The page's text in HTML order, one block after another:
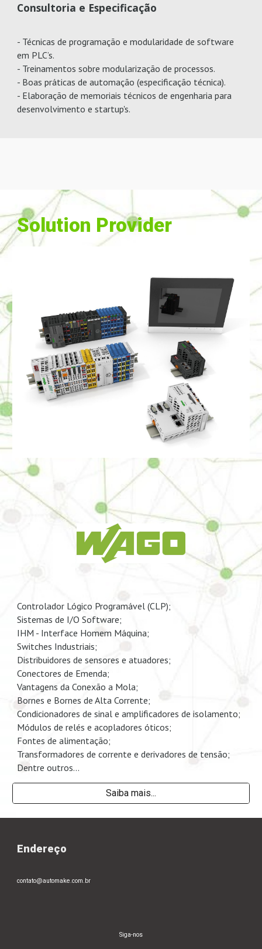
Consultoria e Especificação
- Técnicas de programação e modularidade de software
em PLC’s.
- Treinamentos sobre modularização de processos.
- Boas práticas de automação (especificação técnica).
- Elaboração de memoriais técnicos de engenharia para
desenvolvimento e startup's.
Solution Provider
Controlador Lógico Programável (CLP);
Sistemas de I/O Software;
IHM - Interface Homem Máquina;
Switches Industriais;
Distribuidores de sensores e atuadores;
Conectores de Emenda;
Vantagens da Conexão a Mola;
Bornes e Bornes de Alta Corrente;
Condicionadores de sinal e amplificadores de isolamento;
Módulos de relés e acopladores óticos;
Fontes de alimentação;
Transformadores de corrente e derivadores de tensão;
Dentre outros...
Saiba mais...
Endereço
contato@automake.com.br
Siga-nos